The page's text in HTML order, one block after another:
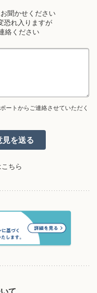
聞かせください
恐れ入りますが
絡ください
ートからご連絡させていただく
こちら